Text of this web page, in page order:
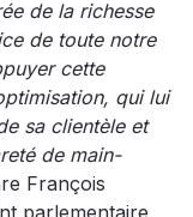
de la richesse
de toute notre
cette
qui lui
sa clientèle et
de main-
François
parlementaire